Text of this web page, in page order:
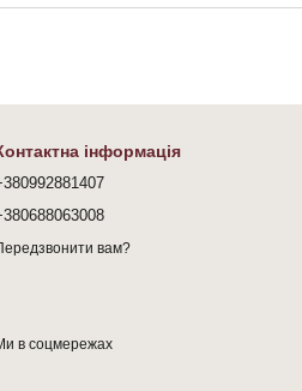
інформація
вам?
в соцмережах